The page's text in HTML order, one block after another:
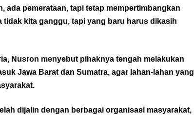
ada pemerataan, tapi tetap mempertimbangkan
tidak kita ganggu, tapi yang baru harus dikasih
Nusron menyebut pihaknya tengah melakukan
Jawa Barat dan Sumatra, agar lahan-lahan yang
dijalin dengan berbagai organisasi masyarakat,